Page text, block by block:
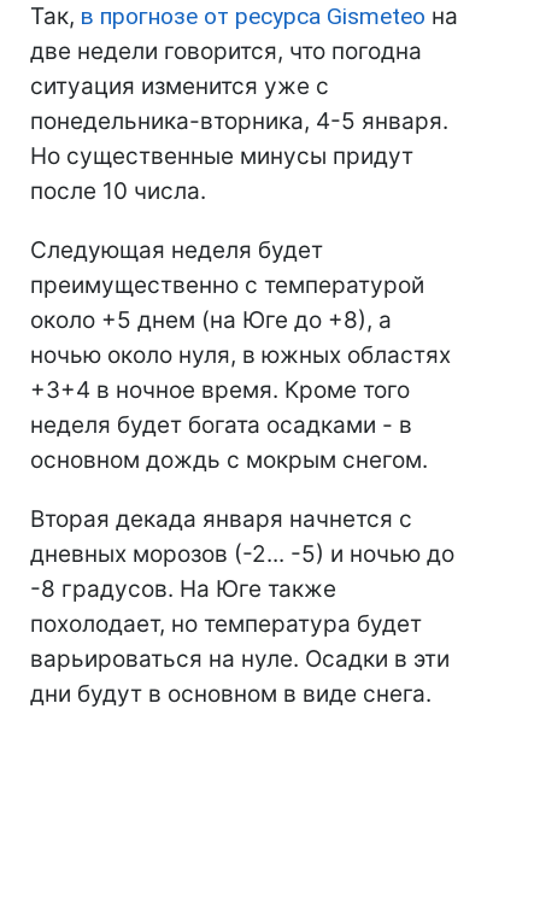
Так, в прогнозе от ресурса Gismeteo на
две недели говорится, что погодна
ситуация изменится уже с
понедельника-вторника, 4-5 января.
Но существенные минусы придут
после 10 числа.
Следующая неделя будет
преимущественно с температурой
около +5 днем (на Юге до +8), а
ночью около нуля, в южных областях
+3+4 в ночное время. Кроме того
неделя будет богата осадками - в
основном дождь с мокрым снегом.
Вторая декада января начнется с
дневных морозов (-2... -5) и ночью до
-8 градусов. На Юге также
похолодает, но температура будет
варьироваться на нуле. Осадки в эти
дни будут в основном в виде снега.